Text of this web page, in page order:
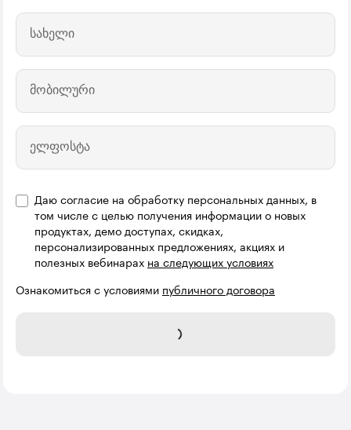
სახელი
მობილური
ელფოსტა
Даю согласие на обработку персональных данных, в
том числе с целью получения информации о новых
продуктах, демо доступах, скидках,
персонализированных предложениях, акциях и
полезных вебинарах на следующих условиях
Ознакомиться с условиями публичного договора
გაგზავნა